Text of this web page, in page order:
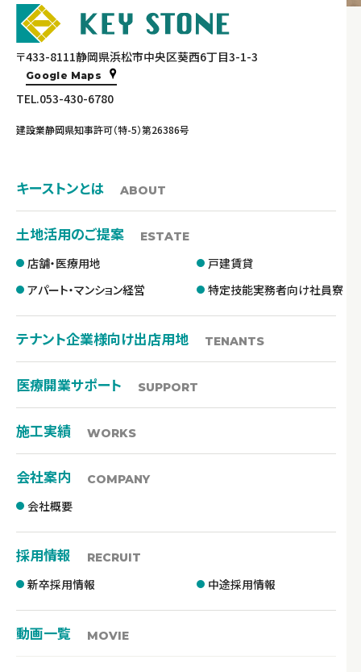
〒433-8111静岡県浜松市中央区葵西6丁目3-1-3
Google Maps
TEL.053-430-6780
建設業静岡県知事許可（特-5）第26386号
キーストンとは ABOUT
土地活用のご提案 ESTATE
店舗・医療用地
戸建賃貸
アパート・マンション経営
特定技能実務者向け社員寮
テナント企業様向け出店用地 TENANTS
医療開業サポート SUPPORT
施工実績 WORKS
会社案内 COMPANY
会社概要
採用情報 RECRUIT
新卒採用情報 中途採用情報
動画一覧 MOVIE